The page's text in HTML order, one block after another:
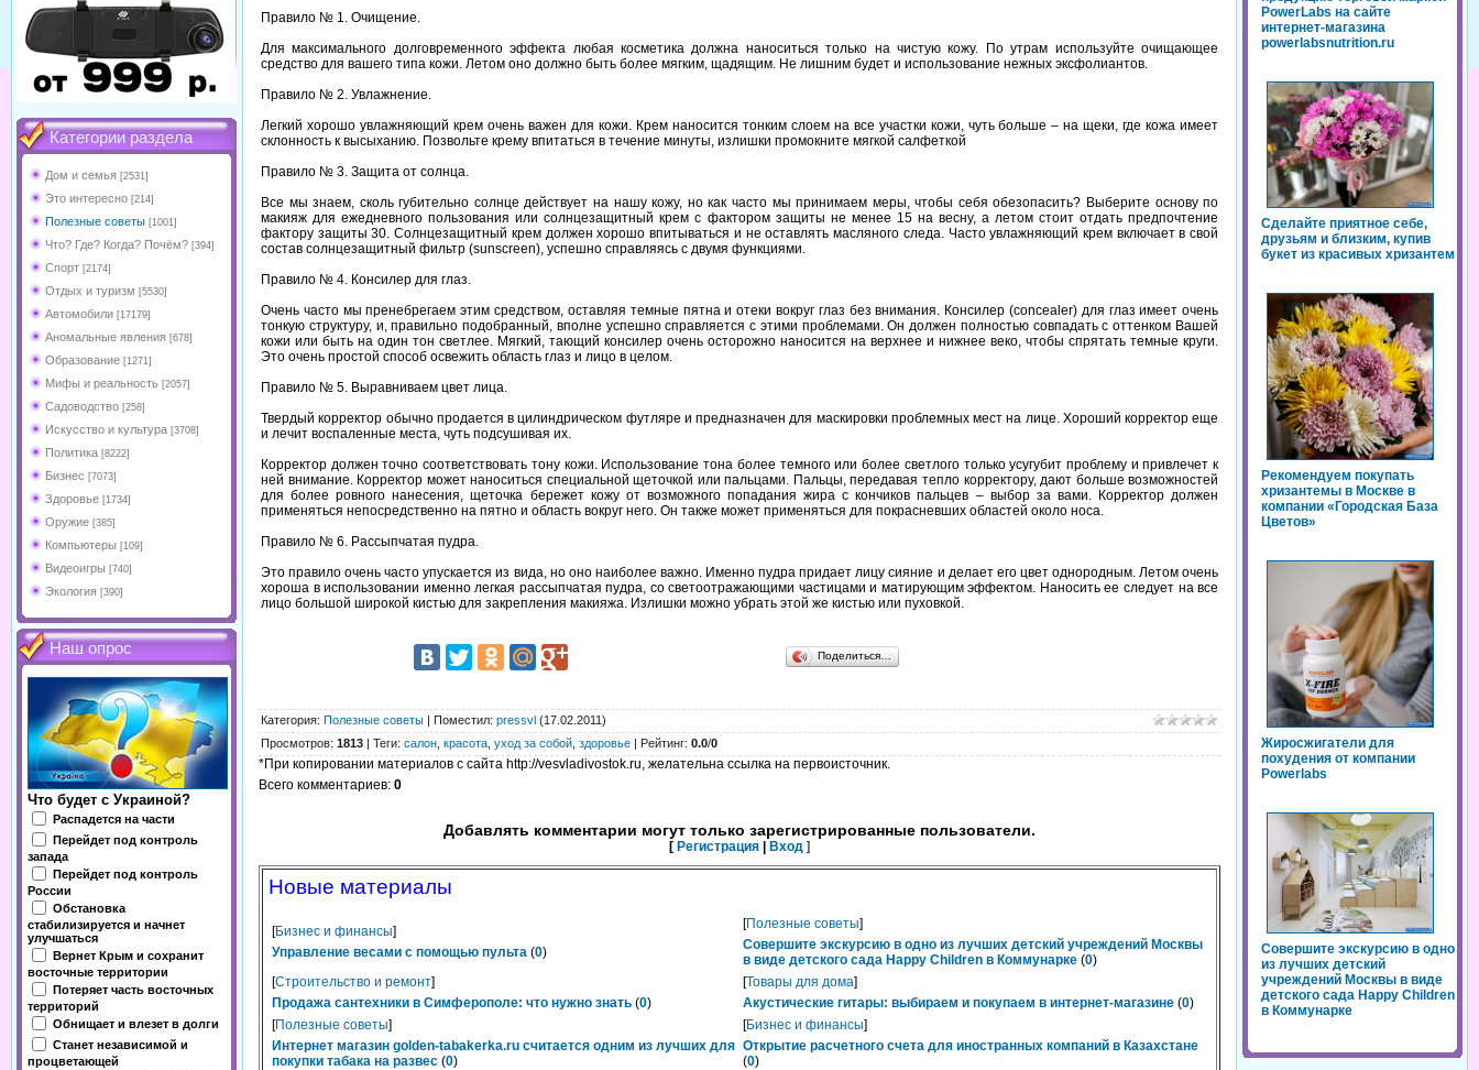
Категории раздела
Дом и семья [2531]
Это интересно [214]
Полезные советы [1001]
Что? Где? Когда? Почём? [394]
Спорт [2174]
Отдых и туризм [5530]
Автомобили [17179]
Аномальные явления [678]
Образование [1271]
Мифы и реальность [2057]
Садоводство [258]
Искусство и культура [3708]
Политика [8222]
Бизнес [7073]
Здоровье [1734]
Оружие [385]
Компьютеры [109]
Видеоигры [740]
Экология [390]
Наш опрос
Что будет с Украиной?
Распадется на части
Перейдет под контроль
запада
Перейдет под контроль
России
Обстановка
стабилизируется и начнет
улучшаться
Вернет Крым и сохранит
восточные территории
Потеряет часть восточных
территорий
Обнищает и влезет в долги
Станет независимой и
процветающей
Правило № 1.
Очищение.
Для максимального долговременного эффекта любая косметика должна наноситься только на чистую кожу. По утрам используйте очищающее
средство для вашего типа кожи. Летом оно должно быть более мягким, щадящим. Не лишним будет и использование нежных эксфолиантов.
Правило № 2. Увлажнение.
Легкий хорошо увлажняющий крем очень важен для кожи. Крем наносится тонким слоем на все участки кожи, чуть больше – на щеки, где кожа имеет
склонность к высыханию. Позвольте крему впитаться в течение минуты, излишки промокните мягкой салфеткой
Правило № 3. Защита от солнца.
Все мы знаем, сколь губительно солнце действует на нашу кожу, но как часто мы принимаем меры, чтобы себя обезопасить? Выберите основу по
макияж для ежедневного пользования или солнцезащитный крем с фактором защиты не менее 15 на весну, а летом стоит отдать предпочтение
фактору защиты 30. Солнцезащитный крем должен хорошо впитываться и не оставлять масляного следа. Часто увлажняющий крем включает в свой
состав солнцезащитный фильтр (sunscreen), успешно справляясь с двумя функциями.
Правило № 4. Консилер для глаз.
Очень часто мы пренебрегаем этим средством, оставляя темные пятна и отеки вокруг глаз без внимания. Консилер (concealer) для глаз имеет очень
тонкую структуру, и, правильно подобранный, вполне успешно справляется с этими проблемами. Он должен полностью совпадать с оттенком Вашей
кожи или быть на один тон светлее. Мягкий, тающий консилер очень осторожно наносится на верхнее и нижнее веко, чтобы спрятать темные круги.
Это очень простой способ освежить область глаз и лицо в целом.
Правило № 5. Выравниваем цвет лица.
Твердый корректор обычно продается в цилиндрическом футляре и предназначен для маскировки проблемных мест на лице. Хороший корректор еще
и лечит воспаленные места, чуть подсушивая их.
Корректор должен точно соответствовать тону кожи. Использование тона более темного или более светлого только усугубит проблему и привлечет к
ней внимание. Корректор может наноситься специальной щеточкой или пальцами. Пальцы, передавая тепло корректору, дают больше возможностей
для более ровного нанесения, щеточка бережет кожу от возможного попадания жира с кончиков пальцев – выбор за вами. Корректор должен
применяться непосредственно на пятно и область вокруг него. Он также может применяться для покрасневших областей около носа.
Правило № 6. Рассыпчатая пудра.
Это правило очень часто упускается из вида, но оно наиболее важно. Именно пудра придает лицу сияние и делает его цвет однородным. Летом очень
хороша в использовании именно легкая рассыпчатая пудра, со светоотражающими частицами и матирующим эффектом. Наносить ее следует на все
лицо большой широкой кистью для закрепления макияжа. Излишки можно убрать этой же кистью или пуховкой.
Поделиться…
Категория: Полезные советы | Поместил: pressvl (17.02.2011)
Просмотров: 1813 | Теги: салон красота уход за собой здоровье | Рейтинг: 0.0/0
*При копировании материалов с сайта http://vesvladivostok.ru, желательна ссылка на первоисточник.
Всего комментариев: 0
Добавлять комментарии могут только зарегистрированные пользователи.
[ Регистрация Вход ]
Новые материалы
[Бизнес и финансы]
Управление весами с помощью пульта (0)
[Полезные советы]
Совершите экскурсию в одно из лучших детский учреждений Москвы
в виде детского сада Happy Children в Коммунарке (0)
[Строительство и ремонт]
Продажа сантехники в Симферополе: что нужно знать (0)
[Товары для дома]
Акустические гитары: выбираем и покупаем в интернет-магазине (0)
[Полезные советы]
Интернет магазин golden-tabakerka.ru считается одним из лучших для
покупки табака на развес (0)
[Бизнес и финансы]
Открытие расчетного счета для иностранных компаний в Казахстане
(0)
PowerLabs на сайте
интернет-магазина
powerlabsnutrition.ru
Сделайте приятное себе,
друзьям и близким, купив
букет из красивых хризантем
Рекомендуем покупать
хризантемы в Москве в
компании «Городская База
Цветов»
Жиросжигатели для
похудения от компании
Powerlabs
Совершите экскурсию в одно
из лучших детский
учреждений Москвы в виде
детского сада Happy Children
в Коммунарке